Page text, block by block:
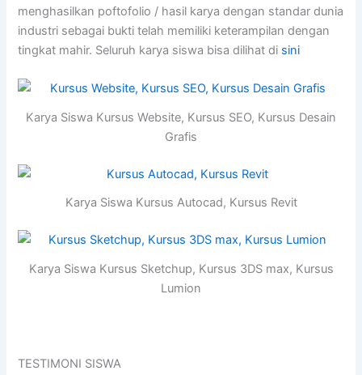
menghasilkan poftofolio / hasil karya dengan standar dunia
industri sebagai bukti telah memiliki keterampilan dengan
tingkat mahir. Seluruh karya siswa bisa dilihat di sini
Karya Siswa Kursus Website, Kursus SEO, Kursus Desain
Grafis
Karya Siswa Kursus Autocad, Kursus Revit
Karya Siswa Kursus Sketchup, Kursus 3DS max, Kursus
Lumion
TESTIMONI SISWA